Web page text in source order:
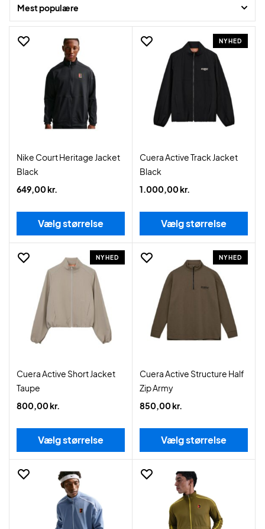
Mest populære
Nike Court Heritage Jacket
Black
649,00 kr.
Vælg størrelse
NYHED
Cuera Active Track Jacket
Black
1.000,00 kr.
Vælg størrelse
NYHED
Cuera Active Short Jacket
Taupe
800,00 kr.
Vælg størrelse
NYHED
Cuera Active Structure Half
Zip Army
850,00 kr.
Vælg størrelse